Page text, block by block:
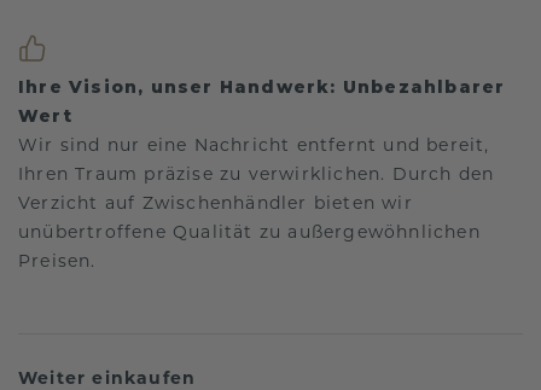
Ihre Vision, unser Handwerk: Unbezahlbarer
Wert
Wir sind nur eine Nachricht entfernt und bereit,
Ihren Traum präzise zu verwirklichen. Durch den
Verzicht auf Zwischenhändler bieten wir
unübertroffene Qualität zu außergewöhnlichen
Preisen.
Weiter einkaufen